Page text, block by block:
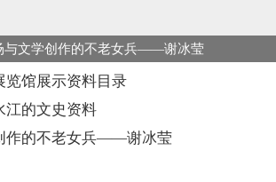
作的不老女兵——谢冰莹